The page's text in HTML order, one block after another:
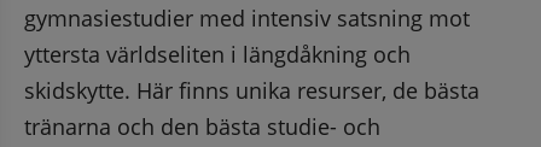
gymnasiestudier med intensiv satsning mot
yttersta världseliten i längdåkning och
skidskytte. Här finns unika resurser, de bästa
tränarna och den bästa studie- och